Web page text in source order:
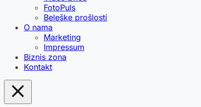
FotoPuls
Beleške prošlosti
O nama
Marketing
Impressum
Biznis zona
Kontakt